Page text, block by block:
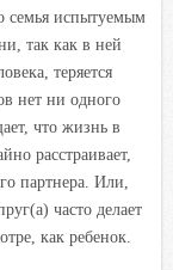
семья испытуемым
так как в ней
теряется
нет ни одного
что жизнь в
расстраивает,
партнера. Или,
часто делает
как ребенок.